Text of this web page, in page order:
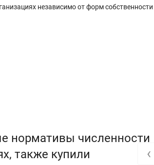
независимо от форм собственности
нормативы численности
также купили
‹